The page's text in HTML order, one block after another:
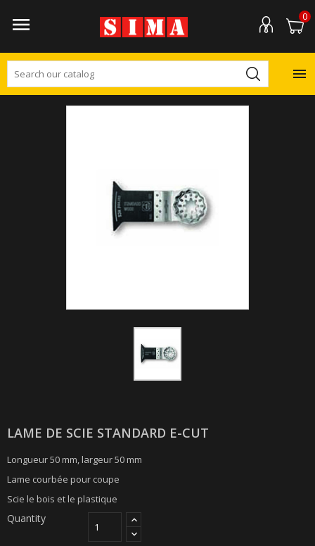
 0

LAME DE SCIE STANDARD E-CUT
Longueur 50 mm, largeur 50 mm
Lame courbée pour coupe
Scie le bois et le plastique
Quantity